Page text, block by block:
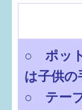
○ ポッ
は子供
○ テー
イベント
なるほど